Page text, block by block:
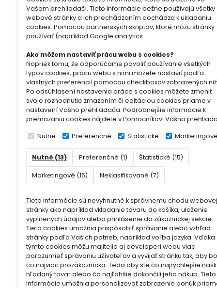
Vašom prehliadači. Tieto informácie bežne používajú všetky
webové stránky a ich prechádzaním dochádza k ukladaniu
cookies. Pomocou partnerských skriptov, ktoré môžu stránky
používať (napríklad Google analytics
Ako môžem nastaviť prácu webu s cookies?
Napriek tomu, že odporúčame povoliť používanie všetkých
typov cookies, prácu webu s nimi môžete nastaviť podľa
vlastných preferencií pomocou checkboxov zobrazených
Po odsúhlasení nastavenia práce s cookies môžete zmeniť
svoje rozhodnutie zmazaním či editáciou cookies priamo v
nastavení Vášho prehliadača. Podrobnejšie informácie k
premazaniu cookies nájdete v Pomocníkovi Vášho
Nutné Preferenčné Štatistické Marketingové
Nutné (13) Preferenčné (1) Štatistické (15)
Marketingové (15) Neklasifikované (7)
Tieto informácie sú nevyhnutné k správnemu chodu webovej
stránky ako napríklad vkladanie tovaru do košíka, uloženie
vyplnených údajov alebo prihlásenie do zákazníckej sekcie.
Tieto cookies umožnia prispôsobiť správanie alebo vzhľad
stránky podľa Vašich potrieb, napríklad voľba jazyka. Vďaka
týmto cookies môžu majitelia aj developeri webu viac
porozumieť správaniu užívateľov a vyvijať stránku tak, aby
čo najviac prozákaznícka. Teda aby ste čo najrýchlejšie našli
hľadaný tovar alebo čo najľahšie dokončili jeho nákup. Tieto
informácie umožnia personalizovať zobrazenie ponúk